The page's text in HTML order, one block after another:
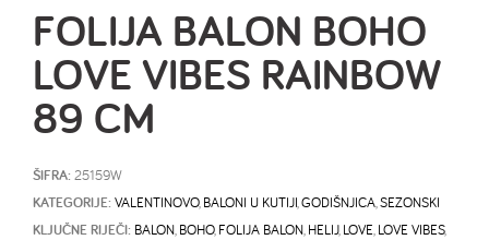
FOLIJA BALON BOHO
LOVE VIBES RAINBOW
89 CM
ŠIFRA: 25159W
KATEGORIJE: VALENTINOVO, BALONI U KUTIJI GODIŠNJICA SEZONSKI
KLJUČNE RIJEČI: BALON BOHO, FOLIJA BALON HELIJ, LOVE LOVE VIBES,